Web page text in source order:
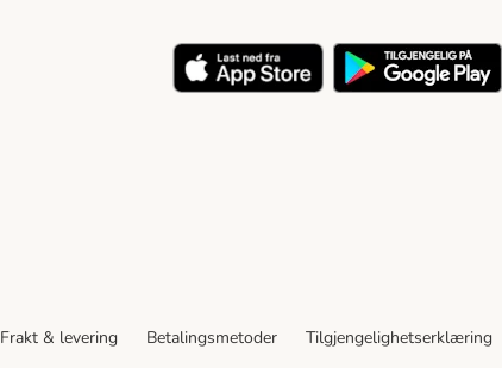
Frakt & levering Betalingsmetoder Tilgjengelighetserklæring